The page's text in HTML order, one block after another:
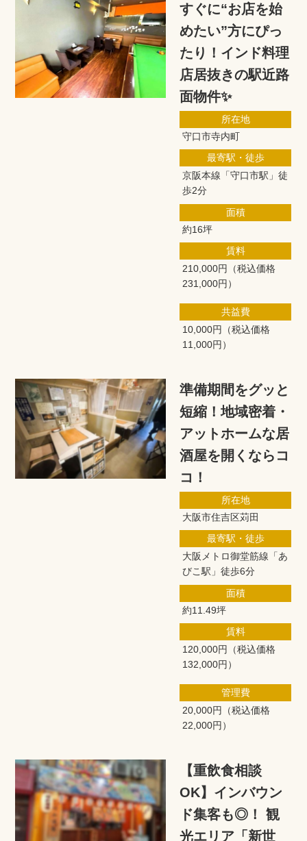
すぐに“お店を始
めたい”方にぴっ
たり！インド料理
店居抜きの駅近路
面物件✨
所在地
守口市寺内町
最寄駅・徒歩
京阪本線「守口市駅」徒
歩2分
面積
約16坪
賃料
210,000円
（税込価格
231,000円）
共益費
10,000円
（税込価格
11,000円）
準備期間をグッと
短縮！地域密着・
アットホームな居
酒屋を開くならコ
コ！
所在地
大阪市住吉区苅田
最寄駅・徒歩
大阪メトロ御堂筋線「あ
びこ駅」徒歩6分
面積
約11.49坪
賃料
120,000円
（税込価格
132,000円）
管理費
20,000円
（税込価格
22,000円）
【重飲食相談
OK】インバウン
ド集客も◎！ 観
光エリア「新世